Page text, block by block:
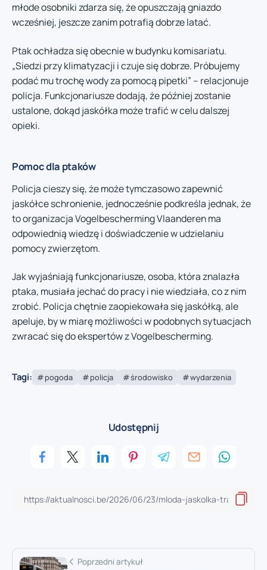
młode osobniki zdarza się, że opuszczają gniazdo
wcześniej, jeszcze zanim potrafią dobrze latać.
Ptak ochładza się obecnie w budynku komisariatu.
„Siedzi przy klimatyzacji i czuje się dobrze. Próbujemy
podać mu trochę wody za pomocą pipetki” – relacjonuje
policja. Funkcjonariusze dodają, że później zostanie
ustalone, dokąd jaskółka może trafić w celu dalszej
opieki.
Pomoc dla ptaków
Policja cieszy się, że może tymczasowo zapewnić
jaskółce schronienie, jednocześnie podkreśla jednak, że
to organizacja Vogelbescherming Vlaanderen ma
odpowiednią wiedzę i doświadczenie w udzielaniu
pomocy zwierzętom.
Jak wyjaśniają funkcjonariusze, osoba, która znalazła
ptaka, musiała jechać do pracy i nie wiedziała, co z nim
zrobić. Policja chętnie zaopiekowała się jaskółką, ale
apeluje, by w miarę możliwości w podobnych sytuacjach
zwracać się do ekspertów z Vogelbescherming.
Tagi: pogoda policja środowisko wydarzenia
Udostępnij
Poprzedni artykuł